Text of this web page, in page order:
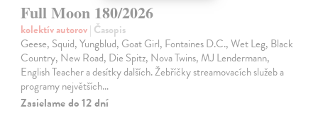
Full Moon 180/2026
kolektív autorov| Časopis
Geese, Squid, Yungblud, Goat Girl, Fontaines D.C., Wet Leg, Black
Country, New Road, Die Spitz, Nova Twins, MJ Lendermann,
English Teacher a desítky dalších. Žebříčky streamovacích služeb a
programy největších…
Zasielame do 12 dní